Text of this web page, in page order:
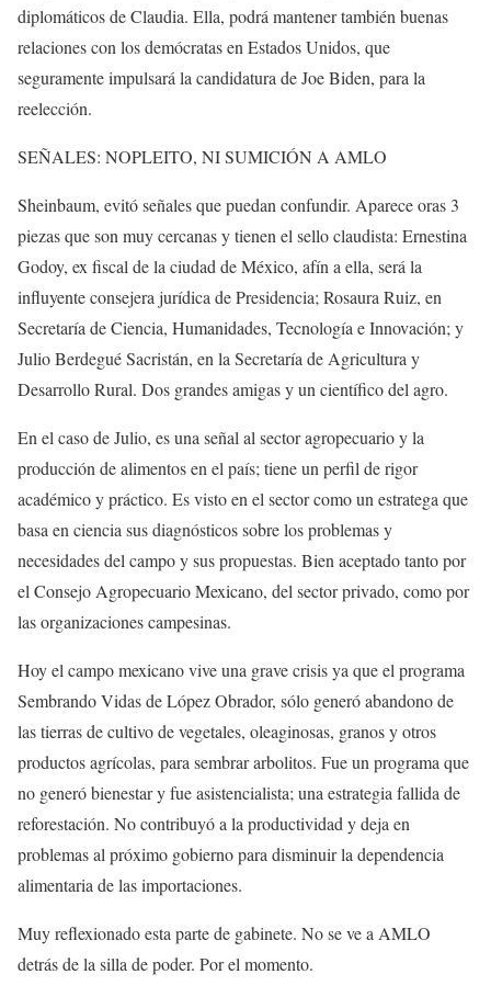
diplomáticos de Claudia. Ella, podrá mantener también buenas
relaciones con los demócratas en Estados Unidos, que
seguramente impulsará la candidatura de Joe Biden, para la
reelección.
SEÑALES: NOPLEITO, NI SUMICIÓN A AMLO
Sheinbaum, evitó señales que puedan confundir. Aparece oras 3
piezas que son muy cercanas y tienen el sello claudista: Ernestina
Godoy, ex fiscal de la ciudad de México, afín a ella, será la
influyente consejera jurídica de Presidencia; Rosaura Ruiz, en
Secretaría de Ciencia, Humanidades, Tecnología e Innovación; y
Julio Berdegué Sacristán, en la Secretaría de Agricultura y
Desarrollo Rural. Dos grandes amigas y un científico del agro.
En el caso de Julio, es una señal al sector agropecuario y la
producción de alimentos en el país; tiene un perfil de rigor
académico y práctico. Es visto en el sector como un estratega que
basa en ciencia sus diagnósticos sobre los problemas y
necesidades del campo y sus propuestas. Bien aceptado tanto por
el Consejo Agropecuario Mexicano, del sector privado, como por
las organizaciones campesinas.
Hoy el campo mexicano vive una grave crisis ya que el programa
Sembrando Vidas de López Obrador, sólo generó abandono de
las tierras de cultivo de vegetales, oleaginosas, granos y otros
productos agrícolas, para sembrar arbolitos. Fue un programa que
no generó bienestar y fue asistencialista; una estrategia fallida de
reforestación. No contribuyó a la productividad y deja en
problemas al próximo gobierno para disminuir la dependencia
alimentaria de las importaciones.
Muy reflexionado esta parte de gabinete. No se ve a AMLO
detrás de la silla de poder. Por el momento.